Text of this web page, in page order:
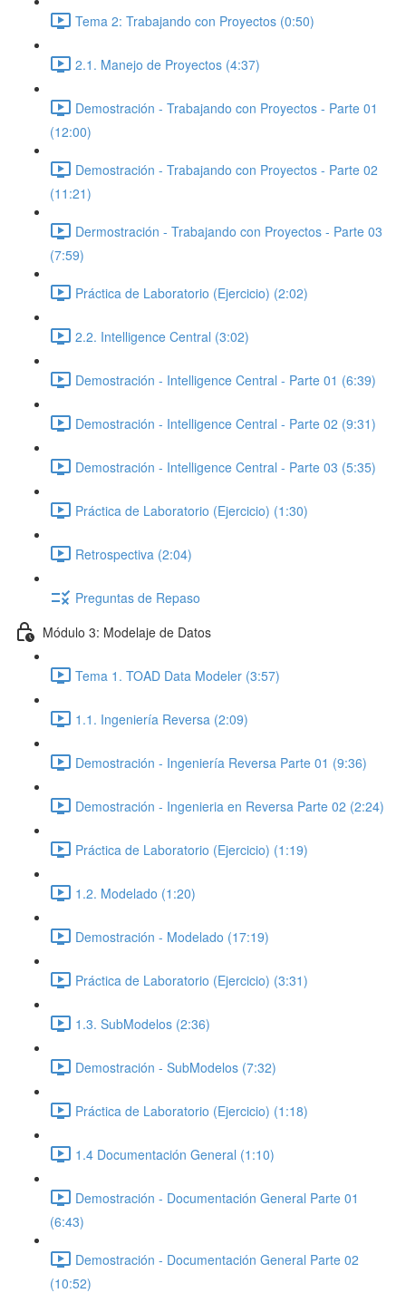
Tema 2: Trabajando con Proyectos (0:50)
2.1. Manejo de Proyectos (4:37)
Demostración - Trabajando con Proyectos - Parte 01
(12:00)
Demostración - Trabajando con Proyectos - Parte 02
(11:21)
Dermostración - Trabajando con Proyectos - Parte 03
(7:59)
Práctica de Laboratorio (Ejercicio) (2:02)
2.2. Intelligence Central (3:02)
Demostración - Intelligence Central - Parte 01 (6:39)
Demostración - Intelligence Central - Parte 02 (9:31)
Demostración - Intelligence Central - Parte 03 (5:35)
Práctica de Laboratorio (Ejercicio) (1:30)
Retrospectiva (2:04)
Preguntas de Repaso
Módulo 3: Modelaje de Datos
Tema 1. TOAD Data Modeler (3:57)
1.1. Ingeniería Reversa (2:09)
Demostración - Ingeniería Reversa Parte 01 (9:36)
Demostración - Ingenieria en Reversa Parte 02 (2:24)
Práctica de Laboratorio (Ejercicio) (1:19)
1.2. Modelado (1:20)
Demostración - Modelado (17:19)
Práctica de Laboratorio (Ejercicio) (3:31)
1.3. SubModelos (2:36)
Demostración - SubModelos (7:32)
Práctica de Laboratorio (Ejercicio) (1:18)
1.4 Documentación General (1:10)
Demostración - Documentación General Parte 01
(6:43)
Demostración - Documentación General Parte 02
(10:52)